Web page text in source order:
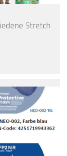
Stretch